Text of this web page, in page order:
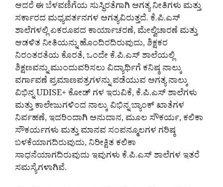
ಆದರೆ ಈ ಬೆಳವಣಿಗೆಯ ಸುಸ್ಥಿರತೆಗಾಗಿ ಅಗತ್ಯ ನೀತಿಗಳು ಮತ್ತು
ಸರ್ಕಾರದ ಮಧ್ಯವರ್ತನಗಳ ಅಗತ್ಯವಿರುತ್ತದೆ. ಕೆ.ಪಿ.ಎಸ್
ಶಾಲೆಗಳಲ್ಲಿ ಏಕರೂಪದ ಕಾರ್ಯಾಚರಣೆ, ಮೇಲ್ವಿಚಾರಣೆ ಮತ್ತು
ಆಡಳಿತ ನೀತಿಯನ್ನು ಹೊಂದಿರದಿರುವುದು, ಶಿಕ್ಷಕರ
ನಿರಂತರತೆಯ ಕೊರತೆ, ಒಂದೇ ಕೆ.ಪಿ.ಎಸ್ ಶಾಲೆಯಲ್ಲಿ
ಶಿಕ್ಷಣವನ್ನು ಮುಂದುವರಿಸಲು ವಿದ್ಯಾರ್ಥಿಗೆ ಕನಿಷ್ಠ ನಾಲ್ಕು
ವರ್ಗಾವಣೆ ಪ್ರಮಾಣಪತ್ರಗಳನ್ನು ಪಡೆಯುವ ಅಗತ್ಯ ನಾಲ್ಕು
ವಿಭಿನ್ನ UDISE+ ಕೋಡ್‌ ಗಳ ಇರುವಿಕೆ, ಕೆ.ಪಿ.ಎಸ್ ಶಾಲೆಗಳು
ಮತ್ತು ಕಾಲೇಜುಗಳಿಂದ ನಾಲ್ಕು ವಿಭಿನ್ನ ಬ್ಯಾಂಕ್ ಖಾತೆಗಳ
ನಿರ್ವಹಣೆ, ಇದರಿಂದಾಗಿ ಅನುದಾನ, ಮೂಲ ಸೌಕರ್ಯ, ಕಲಿಕಾ
ಸೌಕರ್ಯಗಳು ಮತ್ತು ಮಾನವ ಸಂಪನ್ಮೂಲಗಳ ಗರಿಷ್ಠ
ಬಳಕೆಯಾಗದಿರುವುದು, ನಿರೀಕ್ಷಿತ ಕಲಿಕಾ
ಸಾಧನೆಯಾಗದಿರುವುದು ಇವುಗಳು ಕೆ.ಪಿ.ಎಸ್ ಶಾಲೆಗಳ ಇತರೆ
ಸಮಸ್ಯೆಗಳಾಗಿವೆ.